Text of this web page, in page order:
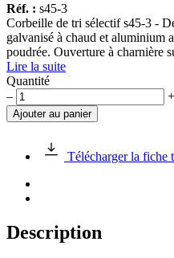
Réf. : s45-3
Corbeille de tri sélectif s45-3 -
galvanisé à chaud et aluminium
poudrée. Ouverture à charnière
Lire la suite
Quantité
quantité
de
Corbeille
3x75L
aluminium
– +
Ajouter au panier
Télécharger la fiche
Description